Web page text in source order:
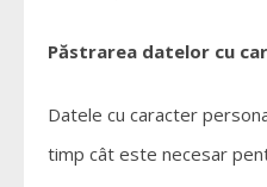
Păstrarea datelor cu
Datele cu caracter
timp cât este necesar